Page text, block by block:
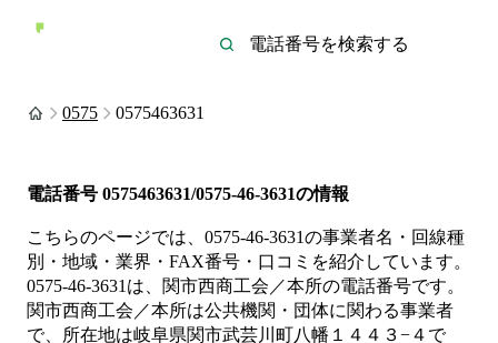
0575 0575463631
電話番号 0575463631/0575-46-3631の情報
こちらのページでは、 0575-46-3631の事業者名・回線種
別・地域・業界・FAX番号・口コミを紹介しています。
0575-46-3631 は、 関市西商工会／本所の電話番号です。
関市西商工会／本所は公共機関・団体に関わる事業者
で、所在地は岐阜県関市武芸川町八幡１４４３−４ で